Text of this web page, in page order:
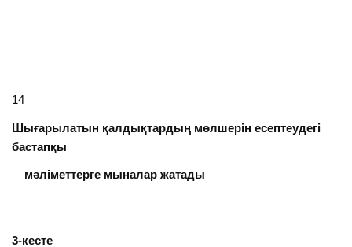
14
Шығарылатын қалдықтардың мөлшерін есептеудегі
бастапқы
мәліметтерге мыналар жатады
3-кесте